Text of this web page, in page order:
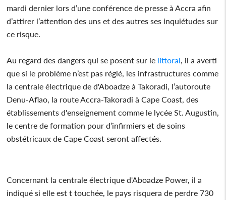
mardi dernier lors d’une conférence de presse à Accra afin
d’attirer l’attention des uns et des autres ses inquiétudes sur
ce risque.
Au regard des dangers qui se posent sur le littoral , il a averti
que si le problème n’est pas réglé, les infrastructures comme
la centrale électrique de d'Aboadze à Takoradi, l’autoroute
Denu-Aflao, la route Accra-Takoradi à Cape Coast, des
établissements d'enseignement comme le lycée St. Augustin,
le centre de formation pour d’infirmiers et de soins
obstétricaux de Cape Coast seront affectés.
Concernant la centrale électrique d'Aboadze Power, il a
indiqué si elle est t touchée, le pays risquera de perdre 730